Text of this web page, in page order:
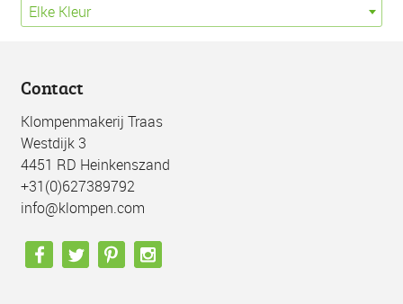
Elke Kleur
Contact
Klompenmakerij Traas
Westdijk 3
4451 RD Heinkenszand
+31(0)627389792
info@klompen.com